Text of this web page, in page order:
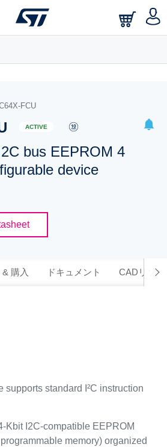
saved searches.
FCU
ACTIVE
bus EEPROM 4
device
購入 ドキュメント CADリソー
supports standard I²C instruction
Kbit I2C-compatible EEPROM
memory) organized